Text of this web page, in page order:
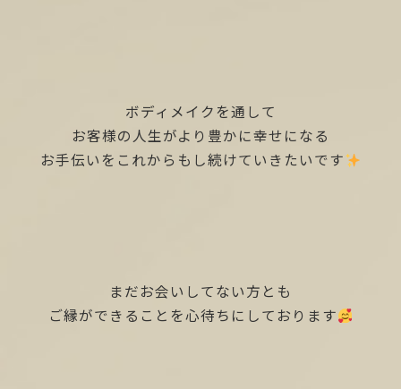
ボディメイクを通して
お客様の人生がより豊かに幸せになる
お手伝いをこれからもし続けていきたいです
まだお会いしてない方とも
ご縁ができることを心待ちにしております